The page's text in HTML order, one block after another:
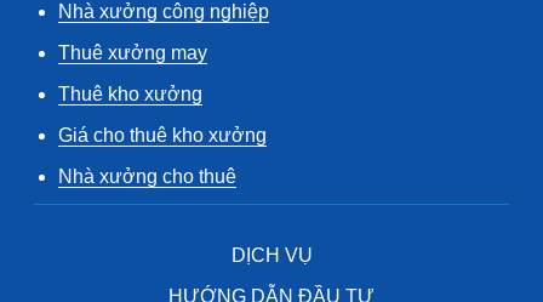
Nhà xưởng công nghiệp
Thuê xưởng may
Thuê kho xưởng
Giá cho thuê kho xưởng
Nhà xưởng cho thuê
DỊCH VỤ
HƯỚNG DẪN ĐẦU TƯ